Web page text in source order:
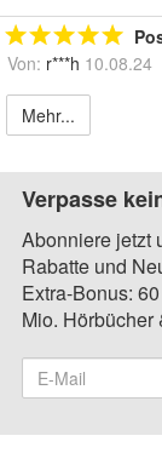
Von: r***h 10.08.24
Mehr...
Verpasse
Abonniere jetzt
Rabatte und
Extra-Bonus:
Mio. Hörbücher